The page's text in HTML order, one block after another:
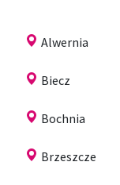
Alwernia
Biecz
Bochnia
Brzeszcze